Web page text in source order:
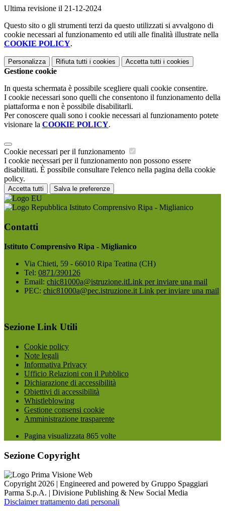
Ultima revisione il 21-12-2024
Questo sito o gli strumenti terzi da questo utilizzati si avvalgono di
cookie necessari al funzionamento ed utili alle finalità illustrate nella
COOKIE POLICY.
Personalizza Rifiuta tutti i cookies Accetta tutti i cookies
Gestione cookie
In questa schermata è possibile scegliere quali cookie consentire.
I cookie necessari sono quelli che consentono il funzionamento della
piattaforma e non è possibile disabilitarli.
Per conoscere quali sono i cookie necessari al funzionamento potete
visionare la COOKIE POLICY.
Cookie necessari per il funzionamento
I cookie necessari per il funzionamento non possono essere
disabilitati. È possibile consultare l'elenco nella pagina della cookie
policy.
Accetta tutti Salva le preferenze
Istituto Comprensivo Ripa - Miglianico
Contatti
Istituto Comprensivo Ripa - Miglianico
Via Chieti, 59 - 66010 Ripa Teatina (CH)
Tel: 0871/390126
Email: chic81000a@istruzione.itLink per inviare una mail
PEC: chic81000a@pec.istruzione.it Link per inviare una mail
Sezione Link Utili
Cookie policy
Note legali
Informativa Privacy
Ufficio Relazioni con il Pubblico
Dichiarazione di accessibilità
Obiettivi di accessibilità
Whistleblowing
Gestione consensi cookie
Amministrazione trasparente
Pagina visualizzata 865 volte
Sezione Copyright
Copyright 2026 | Engineered and powered by Gruppo Spaggiari
Parma S.p.A. | Divisione Publishing & New Social Media
Disclaimer trattamento dati personali